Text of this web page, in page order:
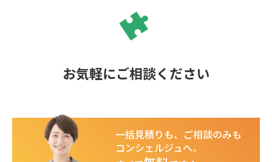
お気軽にご相談ください
一括見積りも、ご相談のみも
コンシェルジュへ。